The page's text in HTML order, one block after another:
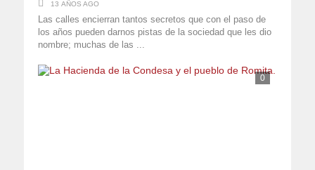
13 AÑOS AGO
Las calles encierran tantos secretos que con el paso de
los años pueden darnos pistas de la sociedad que les dio
nombre; muchas de las ...
0